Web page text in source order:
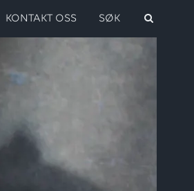
KONTAKT OSS SØK